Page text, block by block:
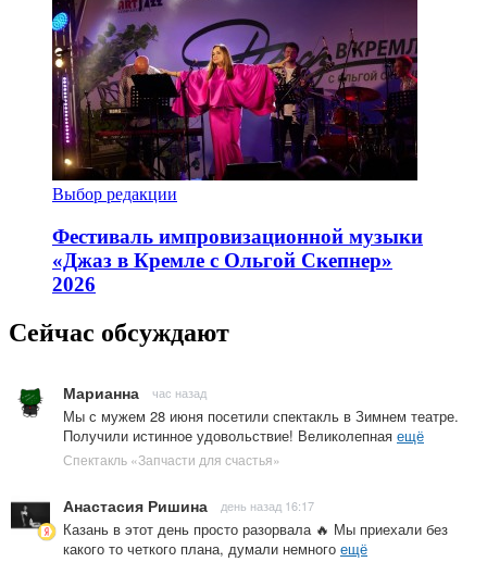
Выбор редакции
Фестиваль импровизационной музыки
«Джаз в Кремле с Ольгой Скепнер»
2026
Сейчас обсуждают
Марианна час назад
Мы с мужем 28 июня посетили спектакль в Зимнем театре.
Получили истинное удовольствие! Великолепная ещё
Спектакль «Запчасти для счастья»
Анастасия Ришина день назад 16:17
Казань в этот день просто разорвала 🔥 Мы приехали без
какого то четкого плана, думали немного ещё